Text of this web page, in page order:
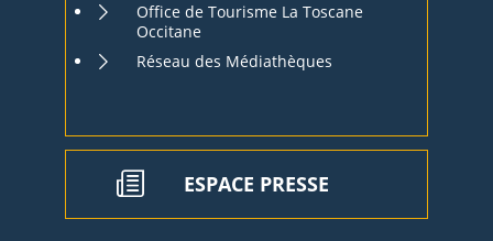
Office de Tourisme La Toscane
Occitane
Réseau des Médiathèques
ESPACE PRESSE